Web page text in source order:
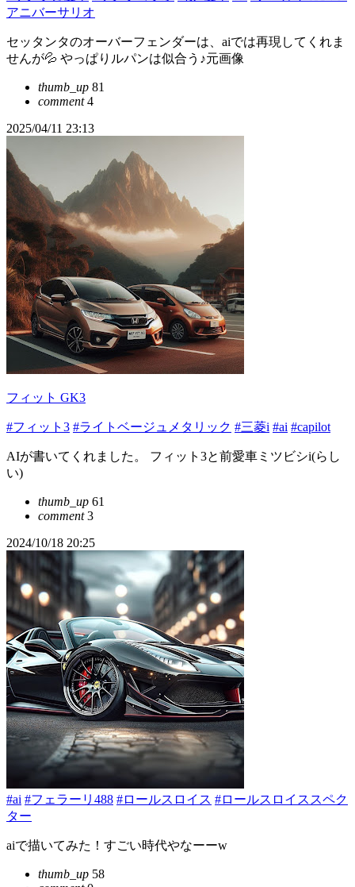
アニバーサリオ
セッタンタのオーバーフェンダーは、aiでは再現してくれま
せんが💦 やっぱりルパンは似合う♪元画像
thumb_up 81
comment4
2025/04/11 23:13
フィット GK3
#フィット3 #ライトベージュメタリック #三菱i #ai #capilot
AIが書いてくれました。 フィット3と前愛車ミツビシi(らし
い)
thumb_up 61
comment3
2024/10/18 20:25
#ai #フェラーリ488 #ロールスロイス #ロールスロイススペク
ター
aiで描いてみた！すごい時代やなーーw
thumb_up 58